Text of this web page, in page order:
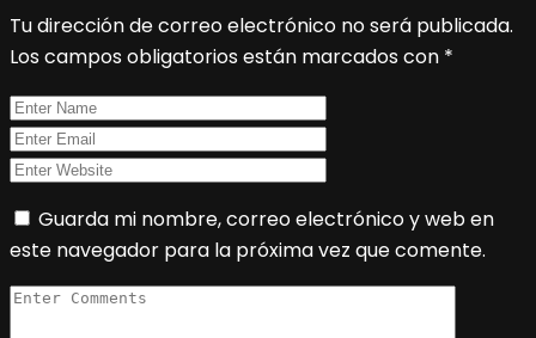
Tu dirección de correo electrónico no será publicada.
Los campos obligatorios están marcados con *
Guarda mi nombre, correo electrónico y web en
este navegador para la próxima vez que comente.